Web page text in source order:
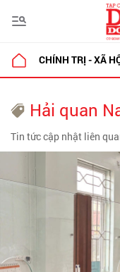
CHÍNH TRỊ - XÃ
Hải quan
Tin tức cập nhật liên